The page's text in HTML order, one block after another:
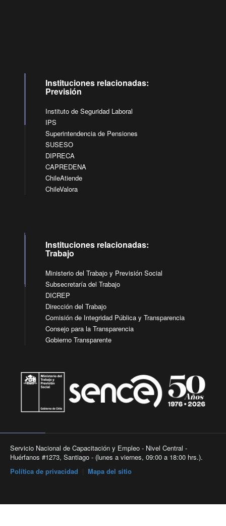
Instituciones relacionadas:
Previsión
Instituto de Seguridad Laboral
IPS
Superintendencia de Pensiones
SUSESO
DIPRECA
CAPREDENA
ChileAtiende
ChileValora
Instituciones relacionadas:
Trabajo
Ministerio del Trabajo y Previsión Social
Subsecretaría del Trabajo
DICREP
Dirección del Trabajo
Comisión de Integridad Pública y Transparencia
Consejo para la Transparencia
Gobierno Transparente
Servicio Nacional de Capacitación y Empleo - Nivel Central -
Huérfanos #1273, Santiago - (lunes a viernes, 09:00 a 18:00 hrs.).
Política de privacidad
Mapa del sitio